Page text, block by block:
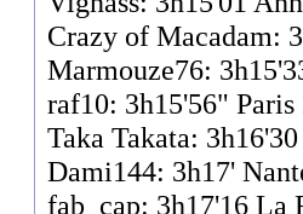
Crazy of Macadam:
Marmouze76:
raf10: 3h15'56" Paris
Taka Takata:
Dami144: 3h17'
fab_cap: 3h17'16 La